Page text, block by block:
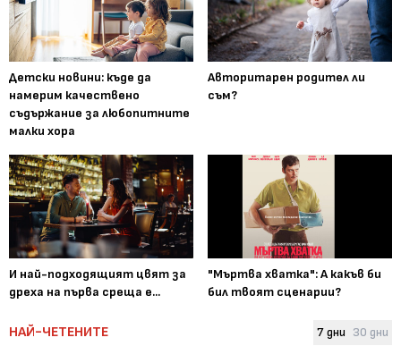
Детски новини: къде да
намерим качествено
съдържание за любопитните
малки хора
Авторитарен родител ли
съм?
И най-подходящият цвят за
дреха на първа среща е...
"Мъртва хватка": А какъв би
бил твоят сценарии?
НАЙ-ЧЕТЕНИТЕ 7 дни 30 дни